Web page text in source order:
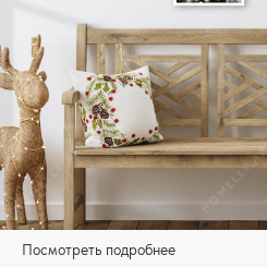
Посмотреть подробнее